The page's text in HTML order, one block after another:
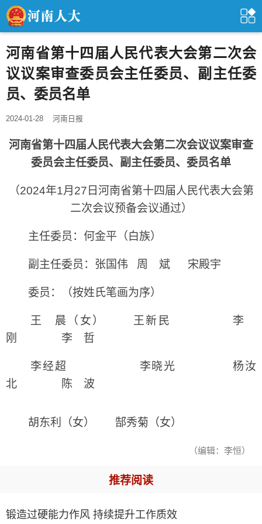
河南省第十四届人民代表大会第二次会
议议案审查委员会主任委员、副主任委
员、委员名单
2024-01-28 河南日报
河南省第十四届人民代表大会第二次会议议案审查
委员会主任委员、副主任委员、委员名单
（2024年1月27日河南省第十四届人民代表大会第
二次会议预备会议通过）
主任委员：何金平（白族）
副主任委员：张国伟 周 斌 宋殿宇
委员：（按姓氏笔画为序）
王 晨（女） 王新民 李
刚 李 哲
李经超 李晓光 杨汝
北 陈 波
胡东利（女） 郜秀菊（女）
（编辑：李恒）
推荐阅读
锻造过硬能力作风 持续提升工作质效